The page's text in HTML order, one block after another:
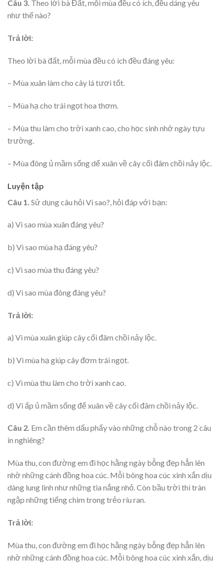
Câu 3. Theo lời bà Đất, mỗi mùa đều có ích, đều dáng yêu
như thế nào?
Trả lời:
Theo lời bà đất, mỗi mùa đều có ích đều đáng yêu:
– Mùa xuân làm cho cây lá tươi tốt.
– Mùa hạ cho trái ngọt hoa thơm.
– Mùa thu làm cho trời xanh cao, cho học sinh nhớ ngày tựu
trường.
– Mùa đông ủ mầm sống dể xuân về cây cối đâm chồi nảy lộc.
Luyện tập
Câu 1. Sử dụng câu hỏi Vì sao?, hỏi đáp với bạn:
a) Vì sao mùa xuân đáng yêu?
b) Vì sao mùa hạ đáng yêu?
c) Vì sao mùa thu đáng yêu?
d) Vì sao mùa đông đáng yêu?
Trả lời:
a) Vì mùa xuân giúp cây cối đâm chồi nảy lộc.
b) Vì mùa hạ giúp cây đơm trái ngọt.
c) Vì mùa thu làm cho trời xanh cao.
d) Vì ấp ủ mầm sống để xuân về cây cối đâm chồi nảy lộc.
Câu 2. Em cần thêm dấu phẩy vào những chỗ nào trong 2 câu
in nghiêng?
Mùa thu, con đường em đi học hằng ngày bỗng đẹp hẳn lên
nhờ những cánh đồng hoa cúc. Mỗi bông hoa cúc xinh xắn dịu
dàng lung linh như những tia nắng nhỏ. Còn bầu trời thì tràn
ngập những tiếng chim trong trẻo ríu ran.
Trả lời:
Mùa thu, con đường em đi học hằng ngày bỗng đẹp hẳn lên
nhờ những cánh đồng hoa cúc. Mỗi bông hoa cúc xinh xắn, dịu